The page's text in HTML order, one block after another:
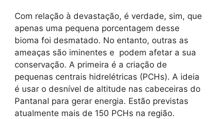
Com relação à devastação, é verdade, sim, que
apenas uma pequena porcentagem desse
bioma foi desmatado. No entanto, outras as
ameaças são iminentes e podem afetar a sua
conservação. A primeira é a criação de
pequenas centrais hidrelétricas (PCHs). A ideia
é usar o desnível de altitude nas cabeceiras do
Pantanal para gerar energia. Estão previstas
atualmente mais de 150 PCHs na região.